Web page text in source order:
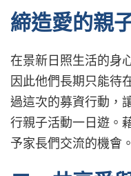
締造愛的親
在景新日照生活的身
因此他們長期只能待
過這次的募資行動，
行親子活動一日遊。
予家長們交流的機會。